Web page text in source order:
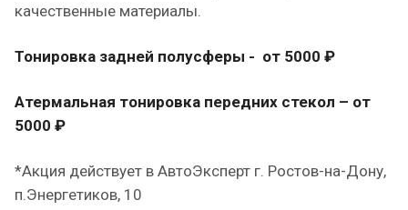
качественные материалы.
Тонировка задней полусферы - от 5000 ₽
Атермальная тонировка передних стекол – от
5000 ₽
*Акция действует в АвтоЭксперт г. Ростов-на-Дону,
п.Энергетиков, 10